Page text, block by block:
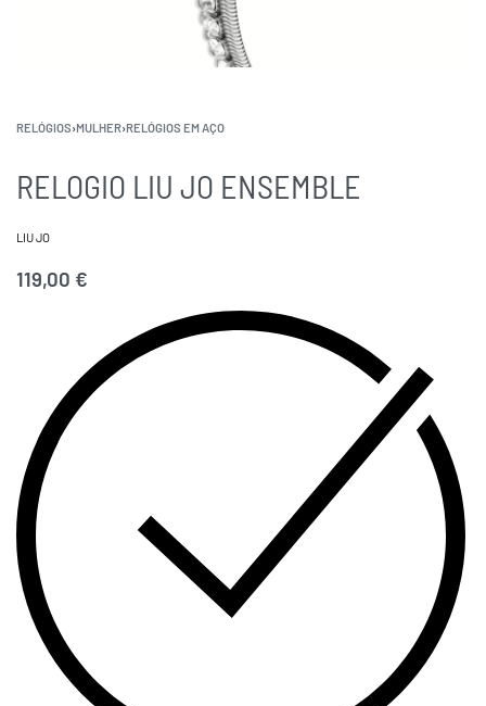
RELÓGIOS›MULHER›RELÓGIOS EM AÇO
RELOGIO LIU JO ENSEMBLE
LIU JO
119,00 €